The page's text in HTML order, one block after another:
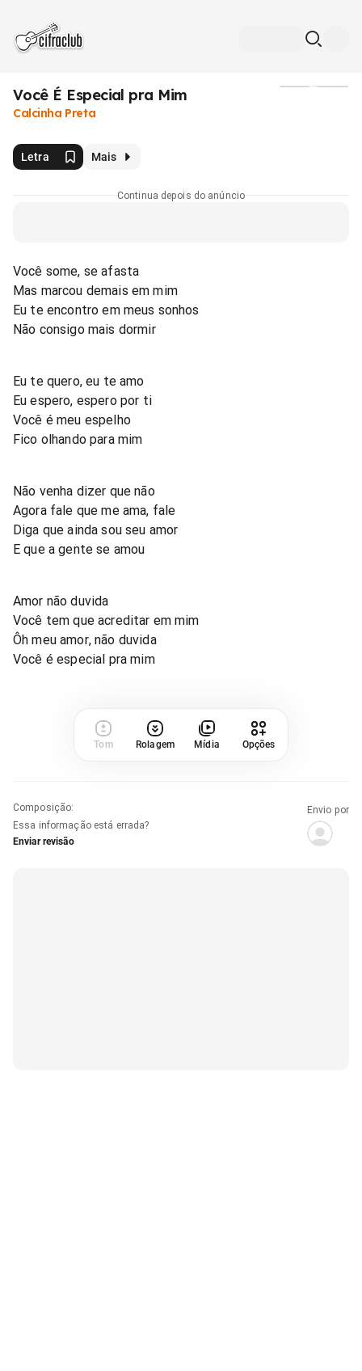
Você É Especial pra Mim
Calcinha Preta
Letra Mais
Continua depois do anúncio
Você some, se afasta
Mas marcou demais em mim
Eu te encontro em meus sonhos
Não consigo mais dormir
Eu te quero, eu te amo
Eu espero, espero por ti
Você é meu espelho
Fico olhando para mim
Não venha dizer que não
Agora fale que me ama, fale
Diga que ainda sou seu amor
E que a gente se amou
Amor não duvida
Você tem que acreditar em mim
Ôh meu amor, não duvida
Você é especial pra mim
Tom Rolagem Mídia Opções
Composição:
Essa informação está errada?
Enviar revisão
Envio por